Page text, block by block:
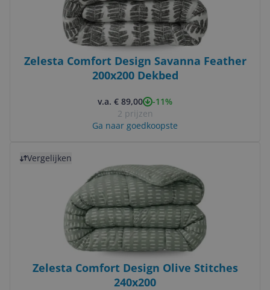
Zelesta Comfort Design Savanna Feather
200x200 Dekbed
v.a. € 89,00
-11%
2 prijzen
Ga naar goedkoopste
Vergelijken
Zelesta Comfort Design Olive Stitches
240x200